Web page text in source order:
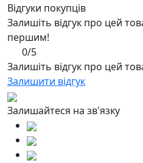
Відгуки покупців
Залишіть відгук про цей
першим!
0/5
Залишіть відгук про цей
Залишити відгук
Залишайтеся на зв'язку